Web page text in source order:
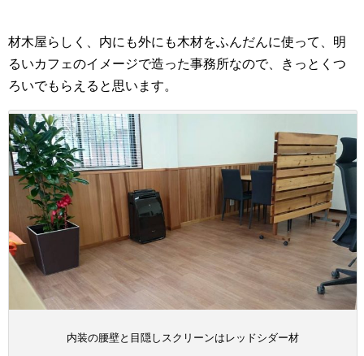
材木屋らしく、内にも外にも木材をふんだんに使って、明
るいカフェのイメージで造った事務所なので、きっとくつ
ろいでもらえると思います。
内装の腰壁と目隠しスクリーンはレッドシダー材